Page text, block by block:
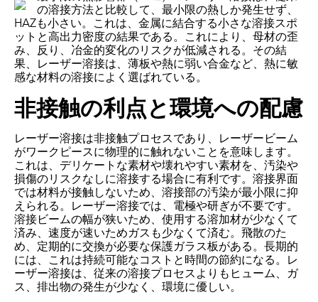
の溶接方法と比較して、最小限の熱しか発生せず、
HAZも小さい。これは、金属に結合する小さな溶接スポ
ットと高出力密度の結果である。これにより、母材の歪
み、反り、冶金的変化のリスクが低減される。その結
果、レーザー溶接は、薄板や熱に弱い合金など、熱に敏
感な材料の溶接によく選ばれている。
非接触の利点と環境への配慮
レーザー溶接は非接触プロセスであり、レーザービーム
がワークピースに物理的に触れないことを意味します。
これは、デリケートな素材や壊れやすい素材を、汚染や
損傷のリスクなしに溶接する場合に有利です。溶接界面
では材料が接触しないため、溶接部の汚染が最小限に抑
えられる。レーザー溶接では、電極や研ぎが不要です。
溶接ビームの幅が狭いため、使用する溶加材が少なくて
済み、速度が速いためガスも少なくて済む。飛散のた
め、定期的に交換が必要な保護ガラス板がある。長期的
には、これは持続可能なコストと時間の節約になる。レ
ーザー溶接は、従来の溶接プロセスよりもヒューム、ガ
ス、排出物の発生が少なく、環境に優しい。